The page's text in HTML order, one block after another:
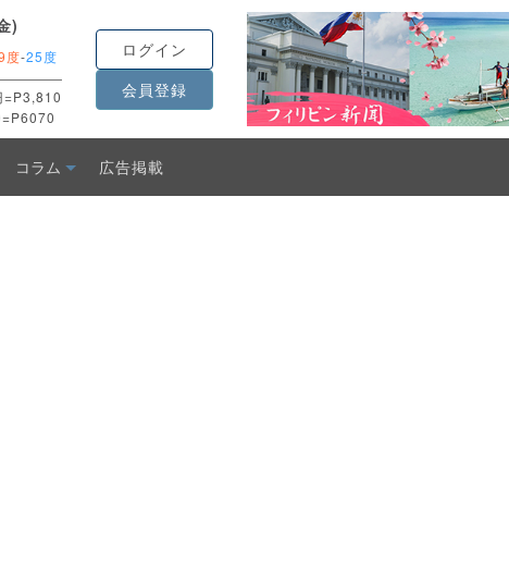
)
度-25度
=P3,810
ログイン
会員登録
コラム 広告掲載